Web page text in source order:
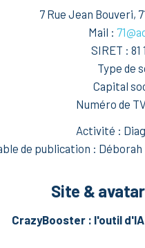
7 Rue Jean Bouveri,
Mail :
SIRET : 81
Type de
Capital
Numéro de
Activité :
de publication : Déborah
Site &
CrazyBooster : l'outil